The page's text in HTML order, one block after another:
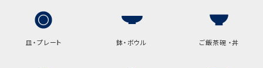
手提げ袋について
ご注文時に、ご希望枚数をご記入ください。
皿・プレート 鉢・ボウル ご飯茶碗 ・丼